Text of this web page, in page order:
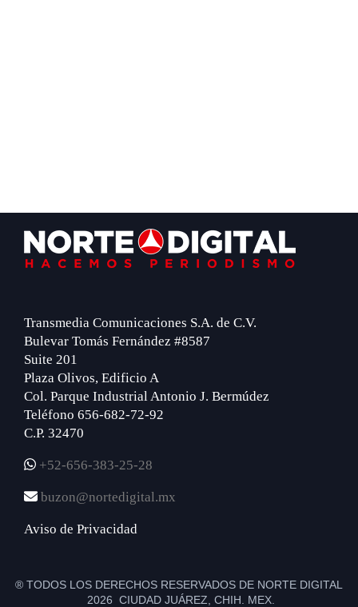
Footer
Transmedia Comunicaciones S.A. de C.V.
Bulevar Tomás Fernández #8587
Suite 201
Plaza Olivos, Edificio A
Col. Parque Industrial Antonio J. Bermúdez
Teléfono 656-682-72-92
C.P. 32470
+52-656-383-25-28
buzon@nortedigital.mx
Aviso de Privacidad
® TODOS LOS DERECHOS RESERVADOS DE NORTE DIGITAL
2026 CIUDAD JUÁREZ, CHIH. MEX.